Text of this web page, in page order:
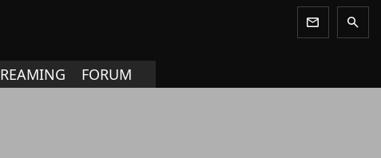
newsletter search
FORUM